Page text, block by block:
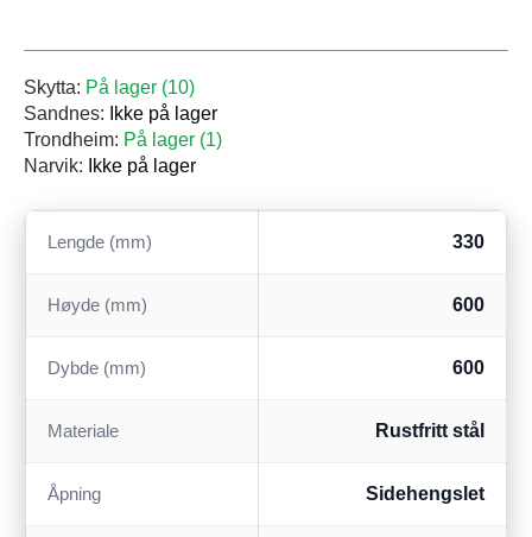
Skytta: På lager (10)
Sandnes:
Ikke på lager
Trondheim: På lager (1)
Narvik:
Ikke på lager
Lengde (mm) 330
Høyde (mm) 600
Dybde (mm) 600
Materiale Rustfritt stål
Åpning Sidehengslet